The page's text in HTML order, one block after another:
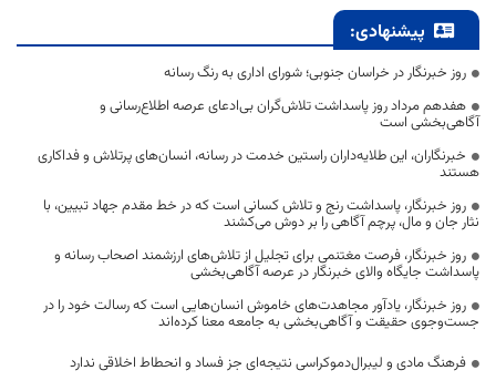
پیشنهادی:
روز خبرنگار در خراسان جنوبی؛ شورای اداری به رنگ رسانه
هفدهم مرداد روز پاسداشت تلاش‌گران بی‌ادعای عرصه اطلاع‌رسانی و
آگاهی‌بخشی است
خبرنگاران، این طلایه‌داران راستین خدمت در رسانه، انسان‌های پرتلاش و فداکاری
هستند
روز خبرنگار، پاسداشت رنج و تلاش کسانی است که در خط مقدم جهاد تبیین، با
نثار جان و مال، پرچم آگاهی را بر دوش می‌کشند
روز خبرنگار، فرصت مغتنمی برای تجلیل از تلاش‌های ارزشمند اصحاب رسانه و
پاسداشت جایگاه والای خبرنگار در عرصه آگاهی‌بخشی
روز خبرنگار، یادآور مجاهدت‌های خاموش انسان‌هایی است که رسالت خود را در
جست‌وجوی حقیقت و آگاهی‌بخشی به جامعه معنا کرده‌اند
فرهنگ مادی و لیبرال‌دموکراسی نتیجه‌ای جز فساد و انحطاط اخلاقی ندارد